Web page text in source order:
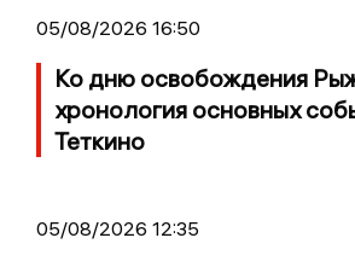
05/08/2026 16:50
Ко дню освобождения
хронология основных
Теткино
05/08/2026 12:35